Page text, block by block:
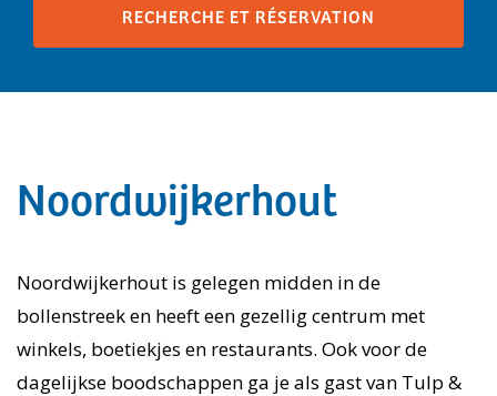
Noordwijkerhout
Noordwijkerhout is gelegen midden in de
bollenstreek en heeft een gezellig centrum met
winkels, boetiekjes en restaurants. Ook voor de
dagelijkse boodschappen ga je als gast van Tulp &